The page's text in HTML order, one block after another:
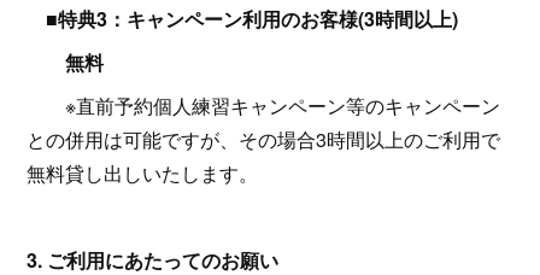
■特典3：キャンペーン利用のお客様(3時間以上)
無料
※直前予約個人練習キャンペーン等のキャンペーン
との併用は可能ですが、その場合3時間以上のご利用で
無料貸し出しいたします。
3. ご利用にあたってのお願い